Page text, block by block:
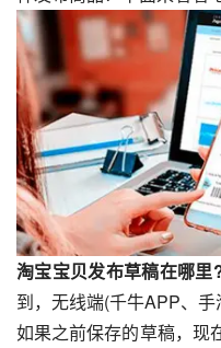
淘宝宝贝发布草稿在哪里
到，无线端(千牛APP、手
如果之前保存的草稿，现